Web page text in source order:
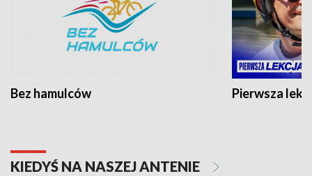
Bez hamulców Pierwsza
KIEDYŚ NA NASZEJ ANTENIE